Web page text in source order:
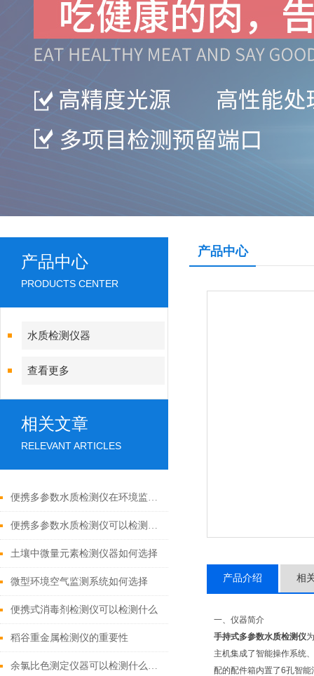
产品中心
PRODUCTS CENTER
水质检测仪器
查看更多
相关文章
RELEVANT ARTICLES
便携多参数水质检测仪在环境监测中的应用
便携多参数水质检测仪可以检测哪些水质参数？
土壤中微量元素检测仪器如何选择
微型环境空气监测系统如何选择
便携式消毒剂检测仪可以检测什么
稻谷重金属检测仪的重要性
余氯比色测定仪器可以检测什么（2022新上市余氯比色测定仪器）
产品中心
产品介绍 相
一、仪器简介
手持式多参数水质检测仪
主机集成了智能操作系统
配的配件箱内置了6孔智